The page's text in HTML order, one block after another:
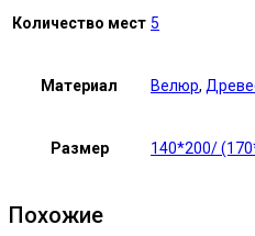
Количество мест 5
Материал Велюр,
Размер 140*200/
Похожие